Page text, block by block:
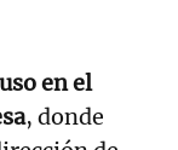
en el
, donde